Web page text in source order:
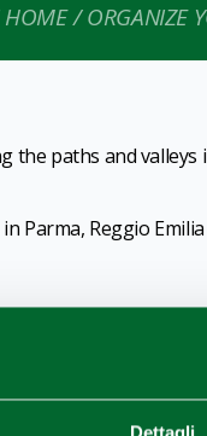
HOME ORGANIZE
the paths and valleys
Parma, Reggio